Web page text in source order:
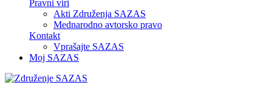
Pravni viri
Akti Združenja SAZAS
Mednarodno avtorsko pravo
Kontakt
Vprašajte SAZAS
Moj SAZAS